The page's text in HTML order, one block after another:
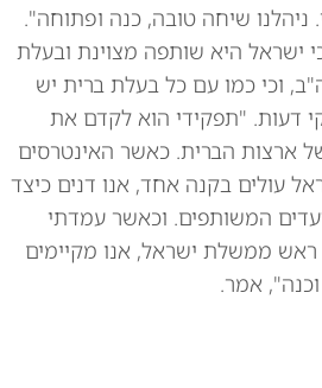
שיחה טובה, כנה ופתוחה".
ישראל היא שותפה מצוינת ובעלת
וכי כמו עם כל בעלת ברית יש
דעות. "תפקידי הוא לקדם את
ארצות הברית. כאשר האינטרסים
עולים בקנה אחד, אנו דנים כיצד
המשותפים. וכאשר עמדתי
ראש ממשלת ישראל, אנו מקיימים
אמר.